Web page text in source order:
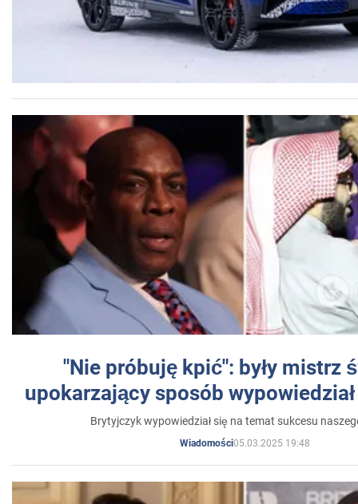
"Nie próbuję kpić": były mistrz
upokarzający sposób
Brytyjczyk wypowiedział się na temat sukcesu
Wiadomości05.03.2025 19:48